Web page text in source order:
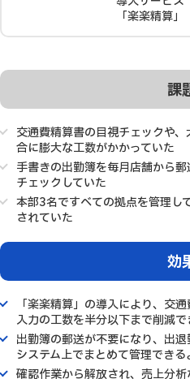
「楽楽精算」
課
交通費精算書の目視チェックや
合に膨大な工数がかかっていた
手書きの出勤簿を毎月店舗から
チェックしていた
本部3名ですべての拠点を管理し
されていた
効
「楽楽精算」の導入により、交
入力の工数を半分以下まで削減で
出勤簿の郵送が不要になり、出
システム上でまとめて管理でき
確認作業から解放され、売上分